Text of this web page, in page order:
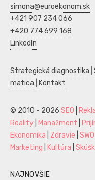
simona@euroekonom.sk
+421 907 234 066
+420 774 699 168
LinkedIn
Strategická diagnostika
matica
Kontakt
© 2010 - 2026 SEO
Reality
Manažment
Ekonomika
Zdravie
Marketing
Kultúra
NAJNOVŠIE